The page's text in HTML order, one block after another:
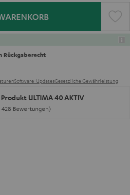
Rückgaberecht
Software-UpdatesGesetzliche Gewährleistung
ULTIMA 40 AKTIV
428 Bewertungen)